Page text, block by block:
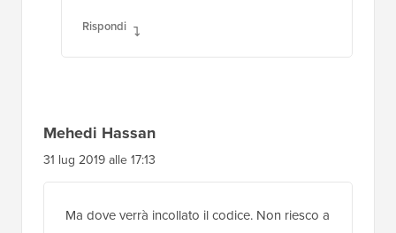
riutilizzabile seguendo la nostra guida qui
sotto:
guide/how-to-create-a-reusable-block-in-